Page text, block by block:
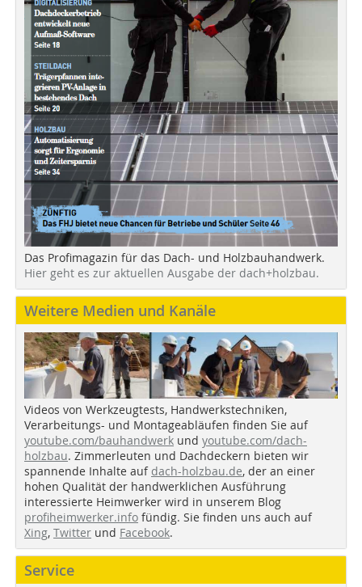
Das Profimagazin für das Dach- und Holzbauhandwerk.
Hier geht es zur aktuellen Ausgabe der dach+holzbau.
Weitere Medien und Kanäle
Videos von Werkzeugtests, Handwerkstechniken,
Verarbeitungs- und Montageabläufen finden Sie auf
youtube.com/bauhandwerk und youtube.com/dach-
holzbau. Zimmerleuten und Dachdeckern bieten wir
spannende Inhalte auf dach-holzbau.de, der an einer
hohen Qualität der handwerklichen Ausführung
interessierte Heimwerker wird in unserem Blog
profiheimwerker.info fündig. Sie finden uns auch auf
Xing, Twitter und Facebook.
Service